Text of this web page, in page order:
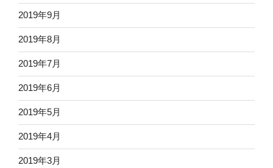
2019年9月
2019年8月
2019年7月
2019年6月
2019年5月
2019年4月
2019年3月